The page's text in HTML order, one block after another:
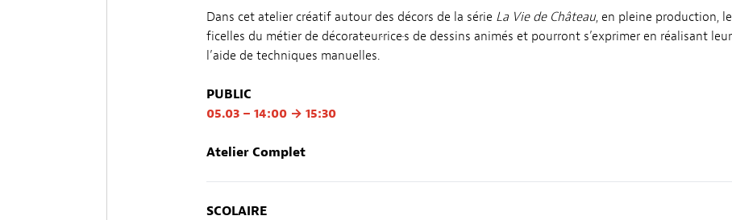
Dans cet atelier créatif autour des décors de la série La Vie de Château, en pleine production,
ficelles du métier de décorat·eur·rice·s de dessins animés et pourront s’exprimer en réalisant
l’aide de techniques manuelles.
PUBLIC
05.03 – 14:00 → 15:30
Atelier Complet
SCOLAIRE